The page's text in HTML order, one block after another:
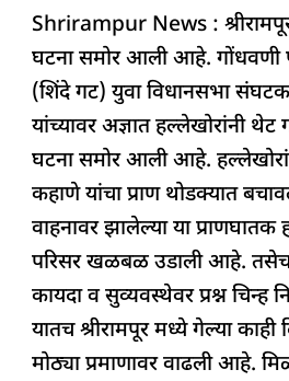
c
e
b
o
o
k
at
s
A
p
p
k
e
dI
n
re
a
d
s
e
g
ra
m
Shrirampur News :
घटना समोर आली आहे. गोंधवणी
(शिंदे गट) युवा विधानसभा
यांच्यावर अज्ञात हल्लेखोरांनी थेट
घटना समोर आली आहे.
कहाणे यांचा प्राण थोडक्यात
वाहनावर झालेल्या या प्राणघातक
परिसर खळबळ उडाली आहे. तसेच
कायदा व सुव्यवस्थेवर प्रश्न चिन्ह
यातच श्रीरामपूर मध्ये गेल्या काही
मोठ्या प्रमाणावर वाढली आहे.
गोळीबार!